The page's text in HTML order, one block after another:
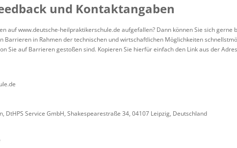
und Kontaktangaben
auf www.deutsche-heilpraktikerschule.de aufgefallen? Dann können Sie sich gerne
Barrieren in Rahmen der technischen und wirtschaftlichen Möglichkeiten
Sie auf Barrieren gestoßen sind. Kopieren Sie hierfür einfach den Link aus der
DtHPS Service GmbH, Shakespearestraße 34, 04107 Leipzig, Deutschland